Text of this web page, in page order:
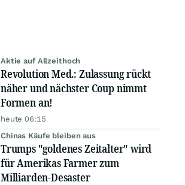
Aktie auf Allzeithoch
Revolution Med.: Zulassung rückt
näher und nächster Coup nimmt
Formen an!
heute 06:15
Chinas Käufe bleiben aus
Trumps "goldenes Zeitalter" wird
für Amerikas Farmer zum
Milliarden-Desaster